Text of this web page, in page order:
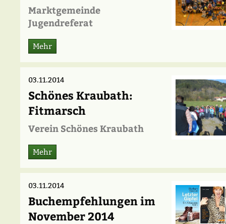
Marktgemeinde
Jugendreferat
Mehr
03.11.2014
Schönes Kraubath:
Fitmarsch
Verein Schönes Kraubath
Mehr
03.11.2014
Buchempfehlungen im
November 2014